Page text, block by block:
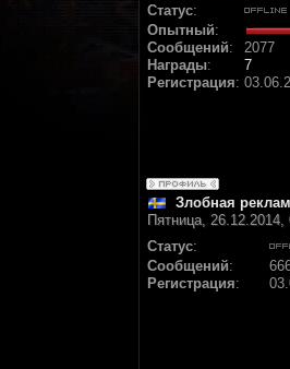
Статус:
Опытный:
Сообщений:
2077
Награды:
7
Регистрация:
Злобная
Пятница, 26.12.2014,
Статус:
Сообщений:
Регистрация: